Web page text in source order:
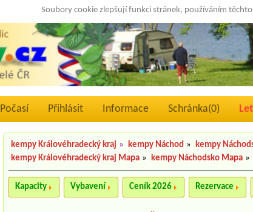
Soubory cookie zlepšují funkci stránek, používáním
Počasí Přihlásit Informace Schránka(0)
kempy Královéhradecký kraj » kempy Náchod » kempy
kempy Královéhradecký kraj Mapa » kempy Náchodsko Mapa »
Kapacity Vybavení Ceník 2026 Rezervace